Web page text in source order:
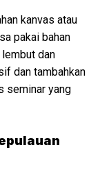
kanvas atau
pakai bahan
dan
dan tambahkan
seminar yang